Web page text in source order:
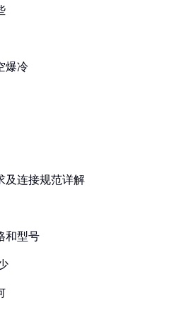
爆冷
及连接规范详解
和型号